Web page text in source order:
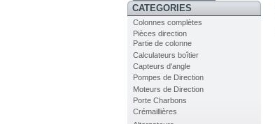
CATEGORIES
Colonnes complètes
Pièces direction
Partie de colonne
Calculateurs boîtier
Capteurs d'angle
Pompes de Direction
Moteurs de Direction
Porte Charbons
Crémaillières